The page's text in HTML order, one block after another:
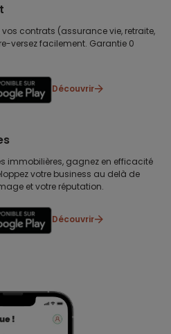
contrats (assurance vie, retraite,
versez facilement. Garantie 0
Découvrir
immobilières, gagnez en efficacité
votre business au delà de
et votre réputation.
Découvrir